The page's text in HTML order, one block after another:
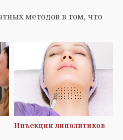
методов в том, что
Инъекции липолитиков